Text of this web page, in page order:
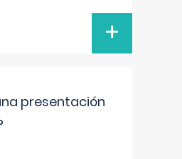
+
presentación